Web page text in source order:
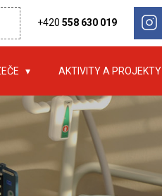
+420 558 630 019
AKTIVITY A PROJEKTY